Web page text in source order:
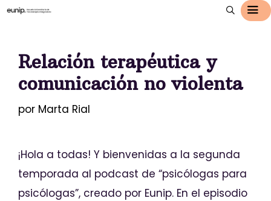
Relación terapéutica y
comunicación no violenta
por Marta Rial
¡Hola a todas! Y bienvenidas a la segunda
temporada al podcast de “psicólogas para
psicólogas”, creado por Eunip. En el episodio